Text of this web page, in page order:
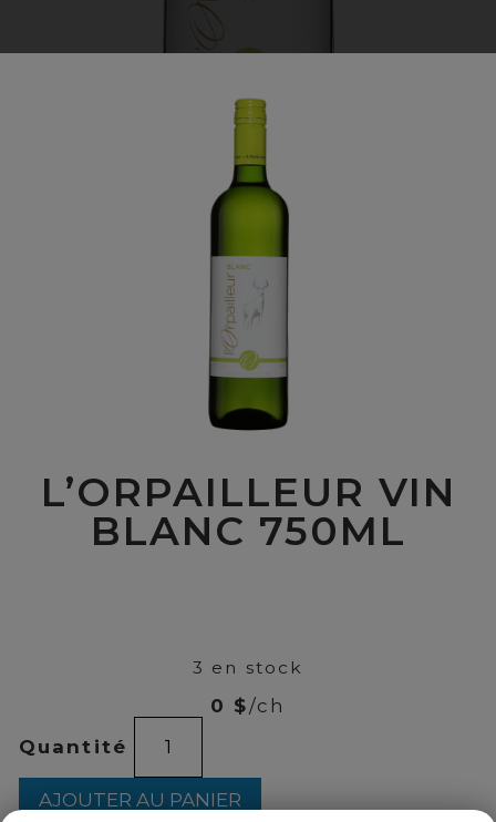
L’ORPAILLEUR VIN
BLANC 750ML
3 en stock
0 $ /ch
Quantité
quantité
VIN
BLANC
AJOUTER AU PANIER